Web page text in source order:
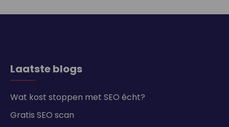
Laatste blogs
Wat kost stoppen met SEO écht?
Gratis SEO scan